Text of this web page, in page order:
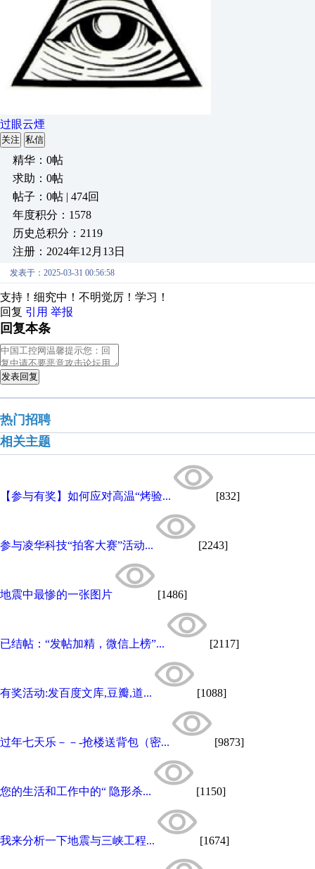
过眼云煙
关注 私信
精华：0帖
求助：0帖
帖子：0帖 | 474回
年度积分：1578
历史总积分：2119
注册：2024年12月13日
发表于：2025-03-31 00:56:58
支持！细究中！不明觉厉！学习！
回复 引用 举报
回复本条
发表回复
热门招聘
相关主题
【参与有奖】如何应对高温“烤验... [832]
参与凌华科技“拍客大赛”活动... [2243]
地震中最惨的一张图片 [1486]
已结帖：“发帖加精，微信上榜”... [2117]
有奖活动:发百度文库,豆瓣,道... [1088]
过年七天乐－－-抢楼送背包（密... [9873]
您的生活和工作中的“ 隐形杀... [1150]
我来分析一下地震与三峡工程... [1674]